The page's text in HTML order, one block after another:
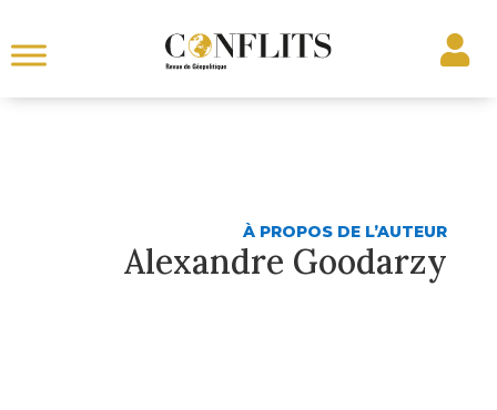
À PROPOS DE L’AUTEUR
Alexandre Goodarzy